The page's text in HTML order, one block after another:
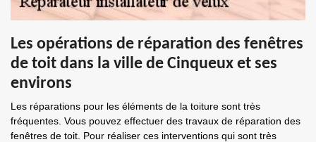
Les opérations de réparation des fenêtres
de toit dans la ville de Cinqueux et ses
environs
Les réparations pour les éléments de la toiture sont très
fréquentes. Vous pouvez effectuer des travaux de réparation des
fenêtres de toit. Pour réaliser ces interventions qui sont très